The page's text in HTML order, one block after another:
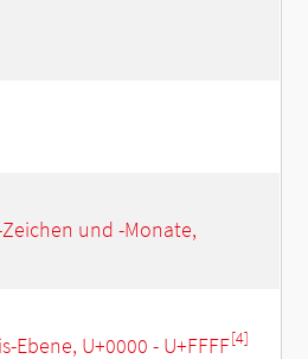
und -Monate,
Ebene, U+0000 - U+FFFF[4]